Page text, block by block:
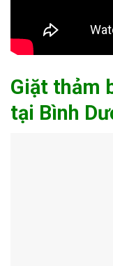
Giặt thảm
tại Bình